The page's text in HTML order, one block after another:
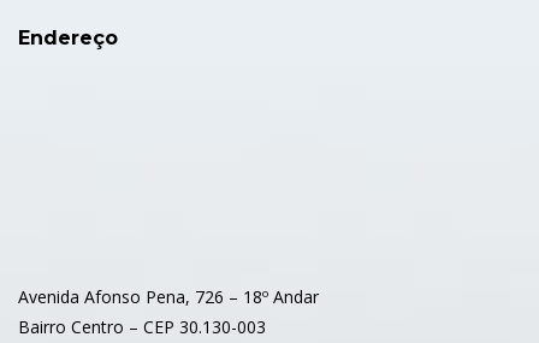
Endereço
Avenida Afonso Pena, 726 – 18º Andar
Bairro Centro – CEP 30.130-003